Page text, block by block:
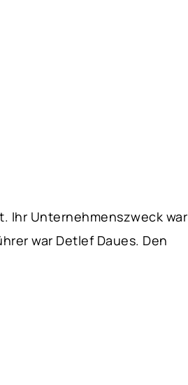
Ihr Unternehmenszweck war
war Detlef Daues. Den